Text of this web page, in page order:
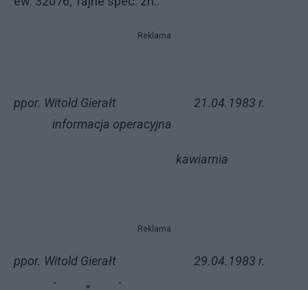
Reklama
ppor. Witold Gierałt 21.04.1983 r.
informacja operacyjna
kawiarnia
Reklama
ppor. Witold Gierałt 29.04.1983 r.
- „ -